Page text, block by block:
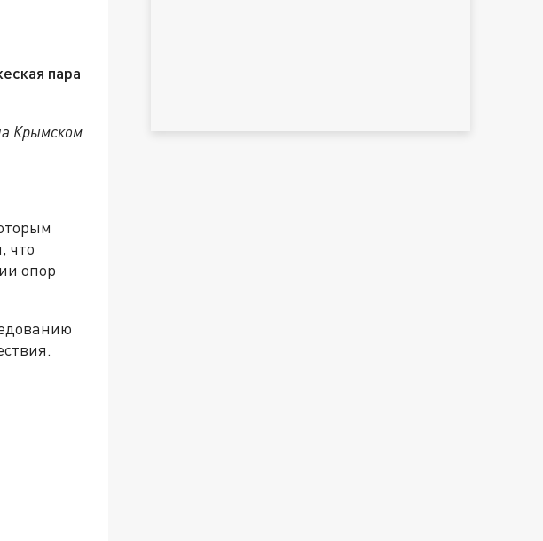
пара
Крымском
что
опор